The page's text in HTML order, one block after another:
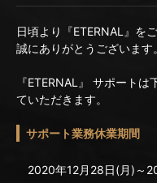
日頃より『ETERNAL』を
誠にありがとうございます。
『ETERNAL』 サポート
ていただきます。
サポート業務休業期間
2020年12月28日(月)～